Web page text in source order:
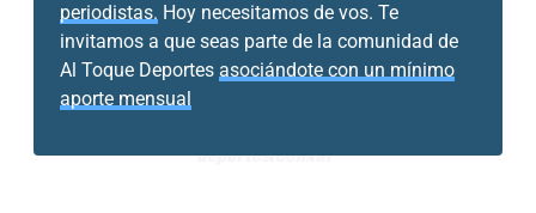
periodistas. Hoy necesitamos de vos. Te
invitamos a que seas parte de la comunidad de
Al Toque Deportes asociándote con un mínimo
aporte mensual